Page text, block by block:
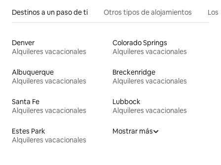
Destinos a un paso de ti Otros tipos de alojamientos
Denver
Alquileres vacacionales
Colorado Springs
Alquileres vacacionales
Albuquerque
Alquileres vacacionales
Breckenridge
Alquileres vacacionales
Santa Fe
Alquileres vacacionales
Lubbock
Alquileres vacacionales
Estes Park
Alquileres vacacionales
Mostrar más